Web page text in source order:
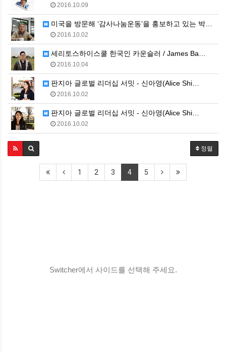
2016.10.09
미국을 방문해 ‘감사나눔운동’을 홍보하고 있는 박승호 …
2016.10.02
세리토스하이스쿨 한국인 카운슬러 / James Ba…
2016.10.04
판지아 글로벌 리더십 서밋 - 신아영(Alice Shi…
2016.10.02
판지아 글로벌 리더십 서밋 - 신아영(Alice Shi…
2016.10.02
정렬
1 2 3 4 5
Switcher에서 사이드를 선택해 주세요.